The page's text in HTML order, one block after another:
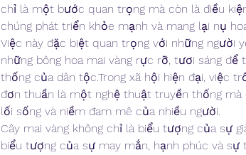
chỉ là một bước quan trọng mà còn là điều
chúng phát triển khỏe mạnh và mang lại nụ
Việc này đặc biệt quan trọng với những người
những bông hoa mai vàng rực rỡ, tươi sáng để
thống của dân tộc.Trong xã hội hiện đại, việc
đơn thuần là một nghệ thuật truyền thống
lối sống và niềm đam mê của nhiều người.
Cây mai vàng không chỉ là biểu tượng của sự
biểu tượng của sự may mắn, hạnh phúc và sự